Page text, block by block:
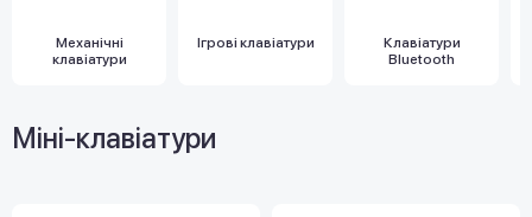
Механічні
клавіатури
Ігрові клавіатури
Клавіатури
Bluetooth
Міні-клавіатури